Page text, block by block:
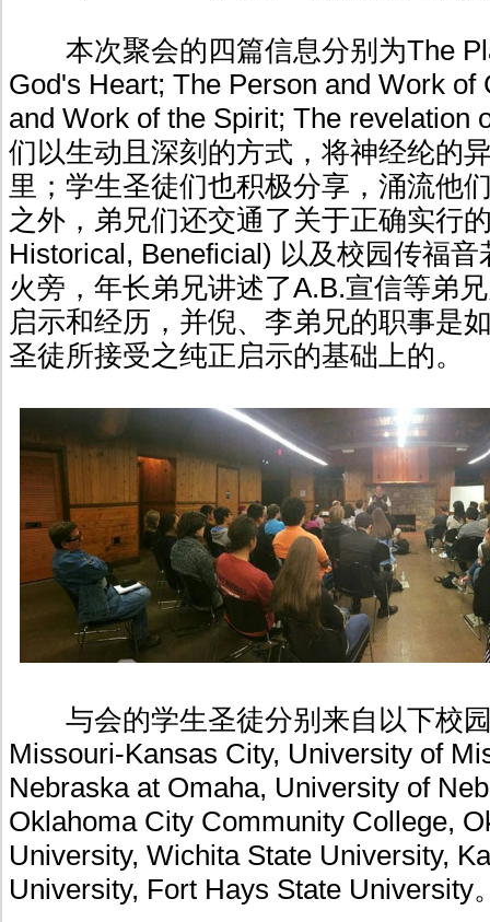
本次聚会的四篇信息分别为The
God's Heart; The Person and Work of
and Work of the Spirit; The revelation
们以生动且深刻的方式，将神经纶的
里；学生圣徒们也积极分享，涌流他
之外，弟兄们还交通了关于正确实行
Historical, Beneficial) 以及校园传福
火旁，年长弟兄讲述了A.B.宣信等弟
启示和经历，并倪、李弟兄的职事是
圣徒所接受之纯正启示的基础上的。
与会的学生圣徒分别来自以下校园
Missouri-Kansas City, University of
Nebraska at Omaha, University of
Oklahoma City Community College,
University, Wichita State University,
University, Fort Hays State University